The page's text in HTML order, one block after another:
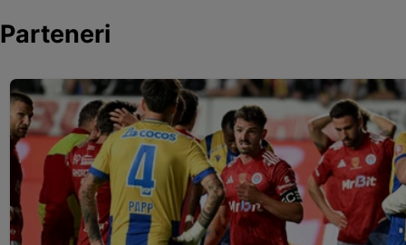
Parteneri